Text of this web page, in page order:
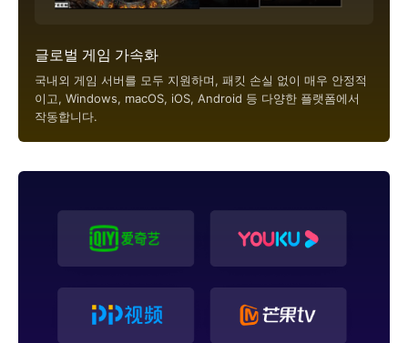
글로벌 게임 가속화
국내외 게임 서버를 모두 지원하며, 패킷 손실 없이 매우 안정적
이고, Windows, macOS, iOS, Android 등 다양한 플랫폼에서
작동합니다.